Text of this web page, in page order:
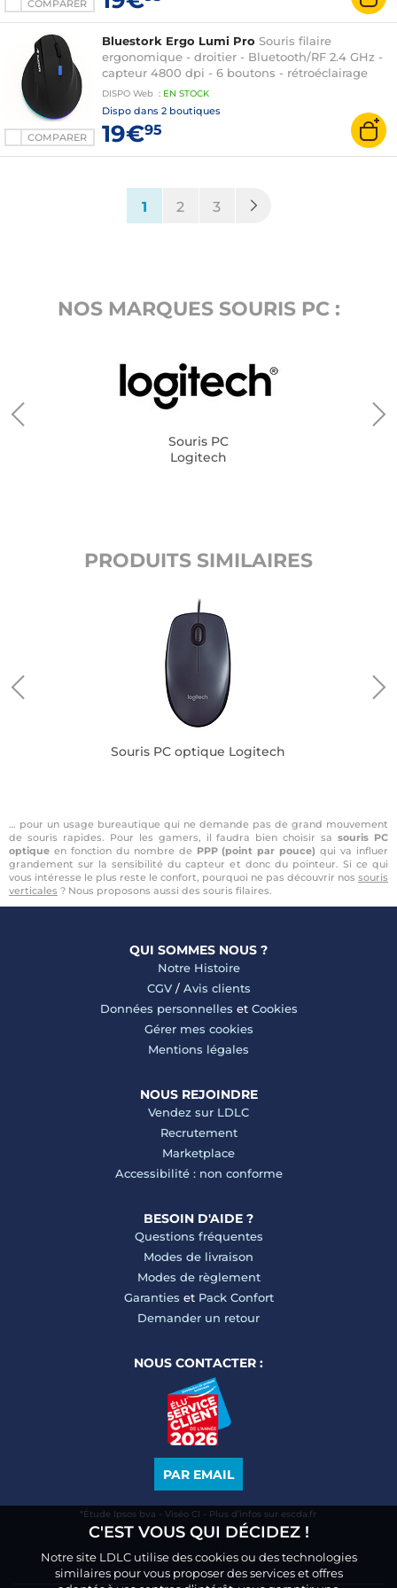
COMPARER
COMPARER
Bluestork Ergo Lumi Pro Souris filaire
ergonomique - droitier - Bluetooth/RF 2.4 GHz -
capteur 4800 dpi - 6 boutons - rétroéclairage
RGB
DISPO Web : EN STOCK
Dispo dans 2 boutiques
19€95
1(current)
2 3
NOS MARQUES SOURIS PC :
Souris PC
Logitech
PRODUITS SIMILAIRES
Souris PC optique Logitech
… pour un usage bureautique qui ne demande pas de grand mouvement
de souris rapides. Pour les gamers, il faudra bien choisir sasouris PC
optique en fonction du nombre de PPP (point par pouce) qui va influer
grandement sur la sensibilité du capteur et donc du pointeur. Si ce qui
vous intéresse le plus reste le confort, pourquoi ne pas découvrir nos souris
verticales ? Nous proposons aussi des souris filaires.
QUI SOMMES NOUS ?
Notre Histoire
CGV/ Avis clients
Données personnelles et Cookies
Gérer mes cookies
Mentions légales
NOUS REJOINDRE
Vendez sur LDLC
Recrutement
Marketplace
Accessibilité : non conforme
BESOIN D'AIDE ?
Questions fréquentes
Modes de livraison
Modes de règlement
Garanties et Pack Confort
Demander un retour
NOUS CONTACTER :
PAR EMAIL
*Étude Ipsos bva - Viséo CI - Plus d’infos sur escda.fr
C'EST VOUS QUI DÉCIDEZ !
Notre site LDLC utilise des cookies ou des technologies
similaires pour vous proposer des services et offres